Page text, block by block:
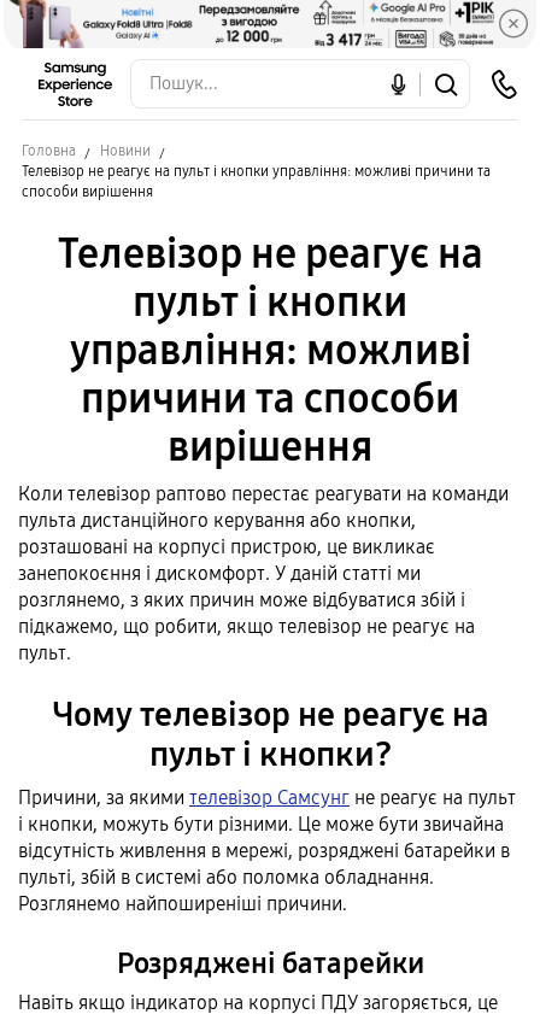
Головна
Новини
Телевізор не реагує на пульт і кнопки управління: можливі причини та
способи вирішення
Телевізор не реагує на
пульт і кнопки
управління: можливі
причини та способи
вирішення
Коли телевізор раптово перестає реагувати на команди
пульта дистанційного керування або кнопки,
розташовані на корпусі пристрою, це викликає
занепокоєння і дискомфорт. У даній статті ми
розглянемо, з яких причин може відбуватися збій і
підкажемо, що робити, якщо телевізор не реагує на
пульт.
Чому телевізор не реагує на
пульт і кнопки?
Причини, за якими телевізор Самсунг не реагує на пульт
і кнопки, можуть бути різними. Це може бути звичайна
відсутність живлення в мережі, розряджені батарейки в
пульті, збій в системі або поломка обладнання.
Розглянемо найпоширеніші причини.
Розряджені батарейки
Навіть якщо індикатор на корпусі ПДУ загоряється, це